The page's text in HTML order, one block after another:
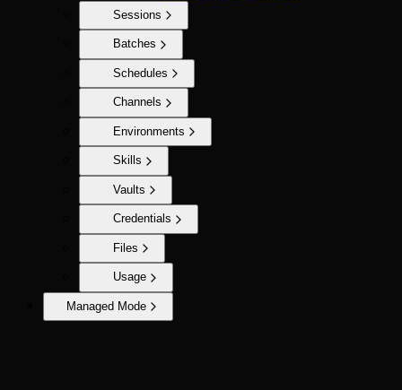
Sessions
Batches
Schedules
Channels
Environments
Skills
Vaults
Credentials
Files
Usage
Managed Mode